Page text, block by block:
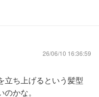
26/06/10 16:36:59
立ち上げるという髪型
かな。